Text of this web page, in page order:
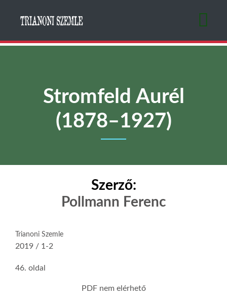
Stromfeld Aurél
(1878–1927)
Szerző:
Pollmann Ferenc
Trianoni Szemle
2019 / 1-2
46. oldal
PDF nem elérhető